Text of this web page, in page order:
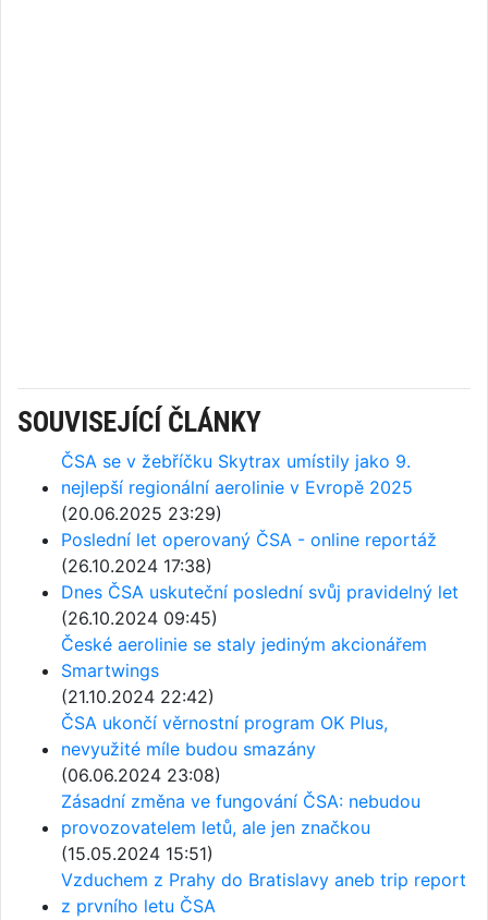
SOUVISEJÍCÍ ČLÁNKY
ČSA se v žebříčku Skytrax umístily jako 9.
nejlepší regionální aerolinie v Evropě 2025
(20.06.2025 23:29)
Poslední let operovaný ČSA - online reportáž
(26.10.2024 17:38)
Dnes ČSA uskuteční poslední svůj pravidelný let
(26.10.2024 09:45)
České aerolinie se staly jediným akcionářem
Smartwings
(21.10.2024 22:42)
ČSA ukončí věrnostní program OK Plus,
nevyužité míle budou smazány
(06.06.2024 23:08)
Zásadní změna ve fungování ČSA: nebudou
provozovatelem letů, ale jen značkou
(15.05.2024 15:51)
Vzduchem z Prahy do Bratislavy aneb trip report
z prvního letu ČSA